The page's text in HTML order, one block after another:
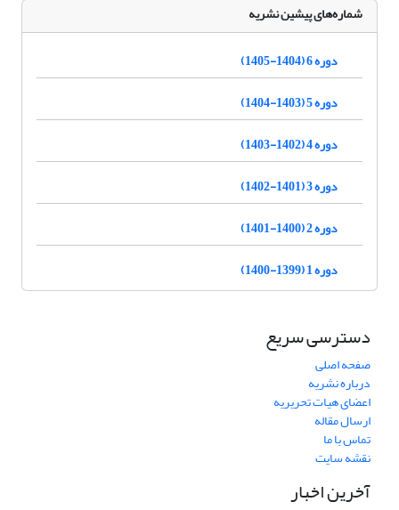
شماره‌های پیشین نشریه
دوره 6 (1404-1405)
دوره 5 (1403-1404)
دوره 4 (1402-1403)
دوره 3 (1401-1402)
دوره 2 (1400-1401)
دوره 1 (1399-1400)
دسترسی سریع
صفحه اصلی
درباره نشریه
اعضای هیات تحریریه
ارسال مقاله
تماس با ما
نقشه سایت
آخرین اخبار